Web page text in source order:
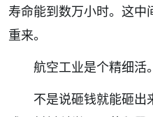
寿命能到数万小时。这中
重来。
航空工业是个精细活。
不是说砸钱就能砸出